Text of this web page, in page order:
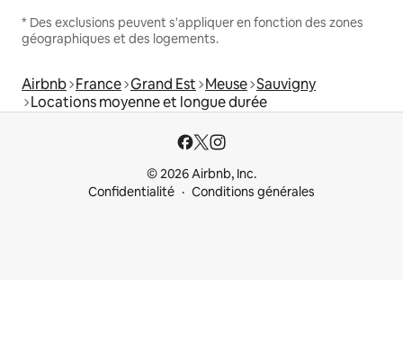
* Des exclusions peuvent s'appliquer en fonction des zones
géographiques et des logements.
Airbnb France Grand Est Meuse Sauvigny
Locations moyenne et longue durée
© 2026 Airbnb, Inc.
Confidentialité
Conditions générales